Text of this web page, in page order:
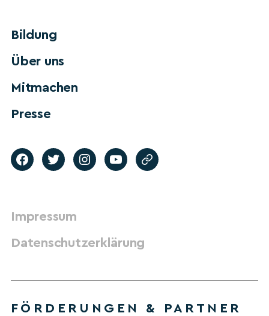
Bildung
Über uns
Mitmachen
Presse
Impressum
Datenschutzerklärung
FÖRDERUNGEN & PARTNER